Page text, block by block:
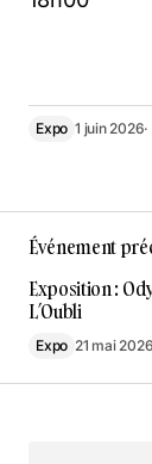
Expo 1 juin 2026
Événement
Exposition :
L’Oubli
Expo 21 mai 2026